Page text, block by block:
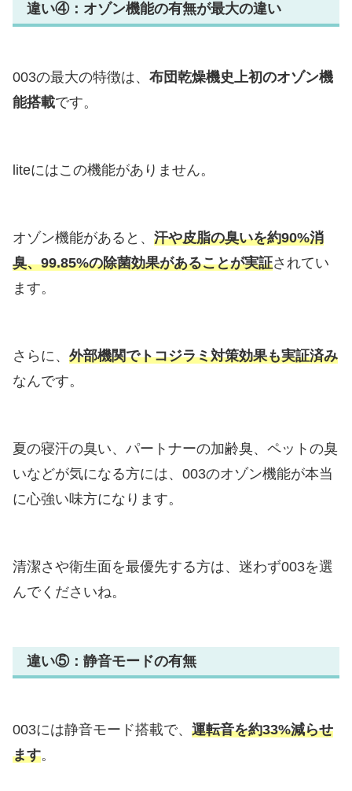
違い④：オゾン機能の有無が最大の違い
003の最大の特徴は、 布団乾燥機史上初のオゾン機
能搭載です。
liteにはこの機能がありません。
オゾン機能があると、 汗や皮脂の臭いを約90%消
臭、99.85%の除菌効果があることが実証されてい
ます。
さらに、 外部機関でトコジラミ対策効果も実証済み
なんです。
夏の寝汗の臭い、パートナーの加齢臭、ペットの臭
いなどが気になる方には、003のオゾン機能が本当
に心強い味方になります。
清潔さや衛生面を最優先する方は、迷わず003を選
んでくださいね。
違い⑤：静音モードの有無
003には静音モード搭載で、 運転音を約33%減らせ
ます。